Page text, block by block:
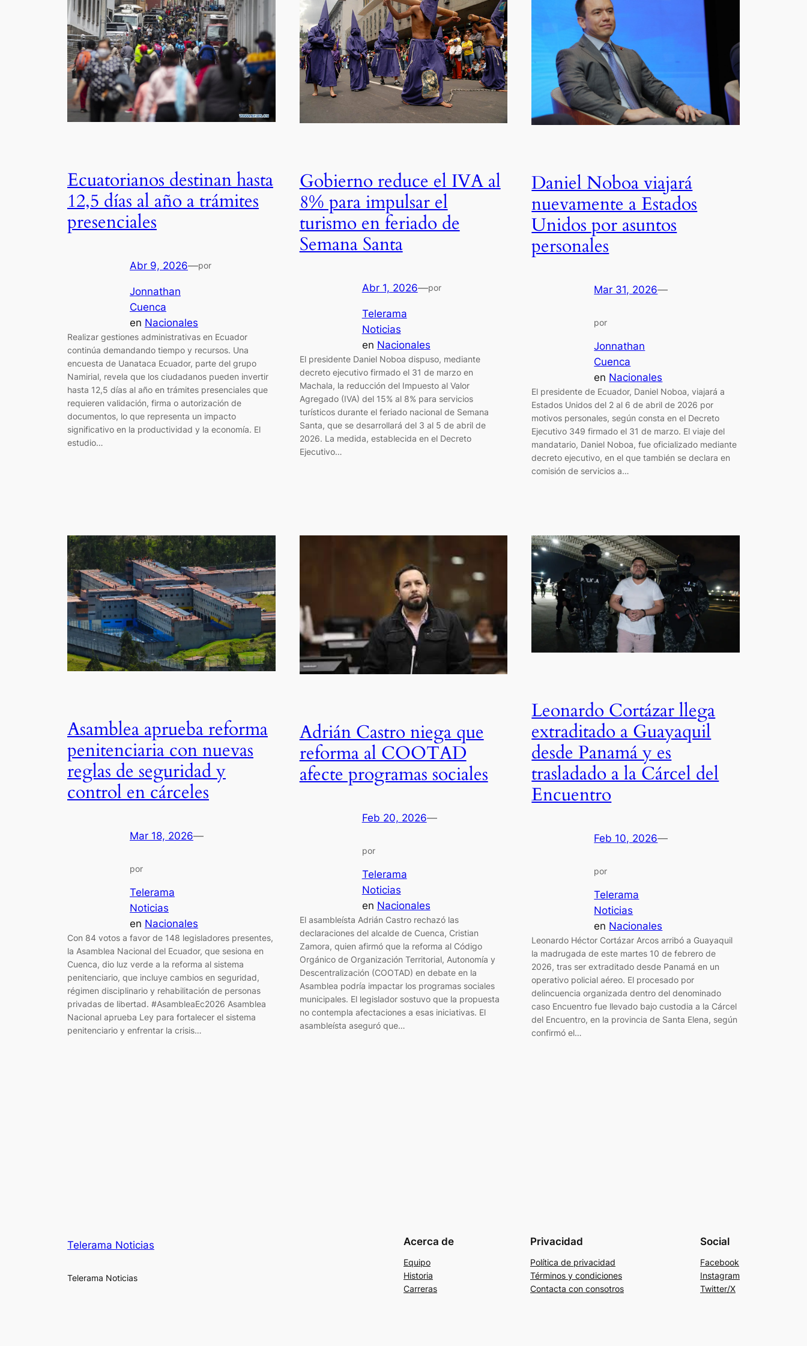
Ecuatorianos destinan hasta
12,5 días al año a trámites
presenciales
Abr 9, 2026—por
Jonnathan
Cuenca
en Nacionales
Realizar gestiones administrativas en Ecuador
continúa demandando tiempo y recursos. Una
encuesta de Uanataca Ecuador, parte del grupo
Namirial, revela que los ciudadanos pueden invertir
hasta 12,5 días al año en trámites presenciales que
requieren validación, firma o autorización de
documentos, lo que representa un impacto
significativo en la productividad y la economía. El
estudio…
Gobierno reduce el IVA al
8% para impulsar el
turismo en feriado de
Semana Santa
Abr 1, 2026—por
Telerama
Noticias
en Nacionales
El presidente Daniel Noboa dispuso, mediante
decreto ejecutivo firmado el 31 de marzo en
Machala, la reducción del Impuesto al Valor
Agregado (IVA) del 15% al 8% para servicios
turísticos durante el feriado nacional de Semana
Santa, que se desarrollará del 3 al 5 de abril de
2026. La medida, establecida en el Decreto
Ejecutivo…
Daniel Noboa viajará
nuevamente a Estados
Unidos por asuntos
personales
Mar 31, 2026—
por
Jonnathan
Cuenca
en Nacionales
El presidente de Ecuador, Daniel Noboa, viajará a
Estados Unidos del 2 al 6 de abril de 2026 por
motivos personales, según consta en el Decreto
Ejecutivo 349 firmado el 31 de marzo. El viaje del
mandatario, Daniel Noboa, fue oficializado mediante
decreto ejecutivo, en el que también se declara en
comisión de servicios a…
Asamblea aprueba reforma
penitenciaria con nuevas
reglas de seguridad y
control en cárceles
Mar 18, 2026—
por
Telerama
Noticias
en Nacionales
Con 84 votos a favor de 148 legisladores presentes,
la Asamblea Nacional del Ecuador, que sesiona en
Cuenca, dio luz verde a la reforma al sistema
penitenciario, que incluye cambios en seguridad,
régimen disciplinario y rehabilitación de personas
privadas de libertad. #AsambleaEc2026 Asamblea
Nacional aprueba Ley para fortalecer el sistema
penitenciario y enfrentar la crisis…
Adrián Castro niega que
reforma al COOTAD
afecte programas sociales
Feb 20, 2026—
por
Telerama
Noticias
en Nacionales
El asambleísta Adrián Castro rechazó las
declaraciones del alcalde de Cuenca, Cristian
Zamora, quien afirmó que la reforma al Código
Orgánico de Organización Territorial, Autonomía y
Descentralización (COOTAD) en debate en la
Asamblea podría impactar los programas sociales
municipales. El legislador sostuvo que la propuesta
no contempla afectaciones a esas iniciativas. El
asambleísta aseguró que…
Leonardo Cortázar llega
extraditado a Guayaquil
desde Panamá y es
trasladado a la Cárcel del
Encuentro
Feb 10, 2026—
por
Telerama
Noticias
en Nacionales
Leonardo Héctor Cortázar Arcos arribó a Guayaquil
la madrugada de este martes 10 de febrero de
2026, tras ser extraditado desde Panamá en un
operativo policial aéreo. El procesado por
delincuencia organizada dentro del denominado
caso Encuentro fue llevado bajo custodia a la Cárcel
del Encuentro, en la provincia de Santa Elena, según
confirmó el…
Telerama Noticias
Telerama Noticias
Acerca de
Equipo
Historia
Carreras
Privacidad
Política de privacidad
Términos y condiciones
Contacta con consotros
Social
Facebook
Instagram
Twitter/X